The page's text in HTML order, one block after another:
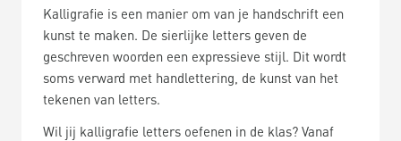
Kalligrafie is een manier om van je handschrift een
kunst te maken. De sierlijke letters geven de
geschreven woorden een expressieve stijl. Dit wordt
soms verward met handlettering, de kunst van het
tekenen van letters.
Wil jij kalligrafie letters oefenen in de klas? Vanaf